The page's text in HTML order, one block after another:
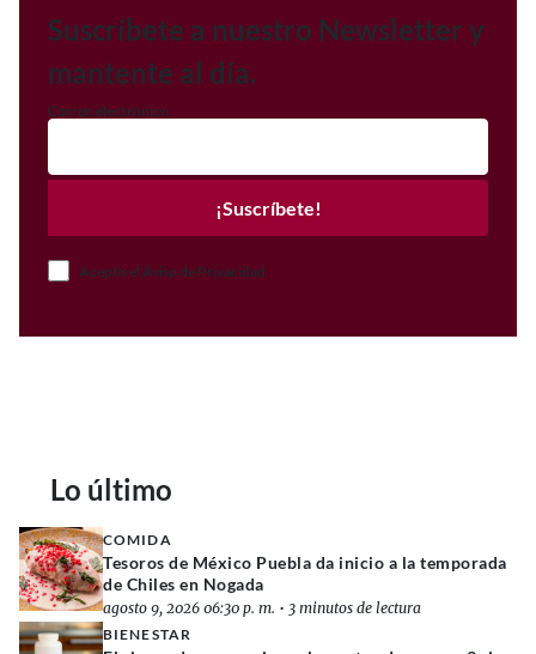
Suscríbete a nuestro Newsletter y
mantente al día.
Correo electrónico
¡Suscríbete!
Acepto el Aviso de Privacidad
Lo último
COMIDA
Tesoros de México Puebla da inicio a la temporada
de Chiles en Nogada
agosto 9, 2026 06:30 p. m. • 3 minutos de lectura
BIENESTAR